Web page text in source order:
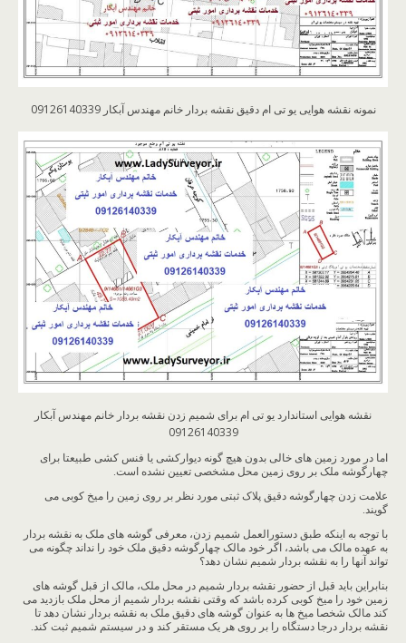
نمونه نقشه هوایی یو تی ام دقیق نقشه بردار خانم مهندس آبکار 09126140339
نقشه هوایی استاندارد یو تی ام برای شمیم زدن نقشه بردار خانم مهندس آبکار
09126140339
اما در مورد زمین های خالی بدون هیچ گونه دیوارکشی یا فنس کشی طبیعتا برای
چهارگوشه ملک بر روی زمین محل مشخصی تعیین نشده است.
علامت زدن چهارگوشه دقیق پلاک ثبتی مورد نظر بر روی زمین را میخ کوبی می
گویند.
با توجه به اینکه طبق دستورالعمل شمیم زدن، معرفی گوشه های ملک به نقشه بردار
به عهده مالک می باشد، اگر خود مالک چهارگوشه دقیق ملک خود را نداند چگونه می
تواند آنها را به نقشه بردار شمیم نشان دهد؟
بنابراین باید قبل از حضور نقشه بردار شمیم در محل ملک، مالک از قبل گوشه های
زمین خود را میخ کوبی کرده باشد که وقتی نقشه بردار شمیم از محل ملک بازدید می
کند مالک شخصا میخ ها به عنوان گوشه های دقیق ملک به نقشه بردار نشان دهد تا
نقشه بردار درجا دستگاه را بر روی هر یک مستقر کند و در سیستم شمیم ثبت کند.